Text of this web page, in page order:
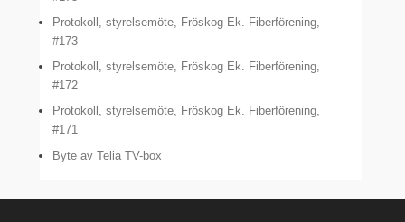
Protokoll, styrelsemöte, Fröskog Ek. Fiberförening,
#173
Protokoll, styrelsemöte, Fröskog Ek. Fiberförening,
#172
Protokoll, styrelsemöte, Fröskog Ek. Fiberförening,
#171
Byte av Telia TV-box